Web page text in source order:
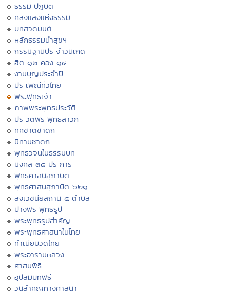
ธรรมะปฏิบัติ
คลังแสงแห่งธรรม
บทสวดมนต์
หลักธรรมนำสุขฯ
กรรมฐานประจำวันเกิด
ฮีต ๑๒ คอง ๑๔
งานบุญประจำปี
ประเพณีทั่วไทย
พระพุทธเจ้า
ภาพพระพุทธประวัติ
ประวัติพระพุทธสาวก
ทศชาติชาดก
นิทานชาดก
พุทธวจนในธรรมบท
มงคล ๓๘ ประการ
พุทธศาสนสุภาษิต
พุทธศาสนสุภาษิต ๖๒๑
สังเวชนียสถาน ๔ ตำบล
ปางพระพุทธรูป
พระพุทธรูปสำคัญ
พระพุทธศาสนาในไทย
ทำเนียบวัดไทย
พระอารามหลวง
ศาสนพิธี
อุปสมบทพิธี
วันสำคัญทางศาสนา